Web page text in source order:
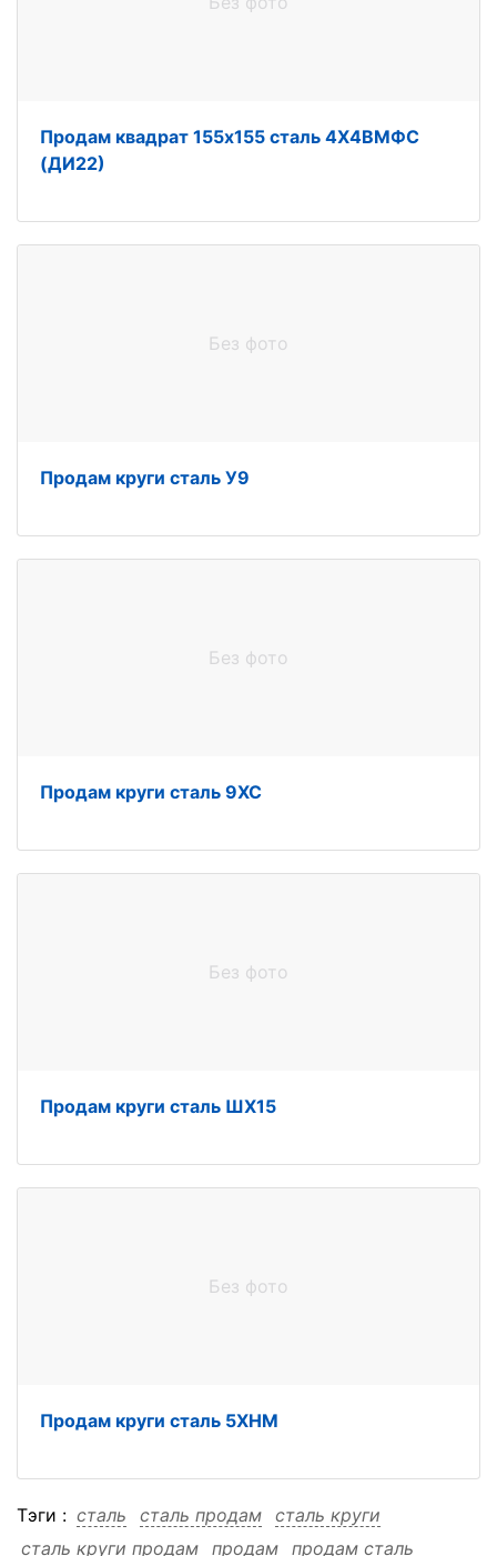
Продам квадрат 155х155 сталь 4Х4ВМФС
(ДИ22)
Без фото
Продам круги сталь У9
Без фото
Продам круги сталь 9ХС
Без фото
Продам круги сталь ШХ15
Без фото
Продам круги сталь 5ХНМ
Тэги : сталь сталь продам сталь круги
сталь круги продам продам продам сталь